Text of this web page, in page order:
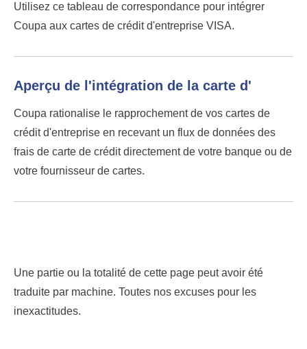
Utilisez ce tableau de correspondance pour intégrer
Coupa aux cartes de crédit d'entreprise VISA.
Aperçu de l'intégration de la carte d'
Coupa rationalise le rapprochement de vos cartes de
crédit d'entreprise en recevant un flux de données des
frais de carte de crédit directement de votre banque ou de
votre fournisseur de cartes.
Une partie ou la totalité de cette page peut avoir été
traduite par machine. Toutes nos excuses pour les
inexactitudes.